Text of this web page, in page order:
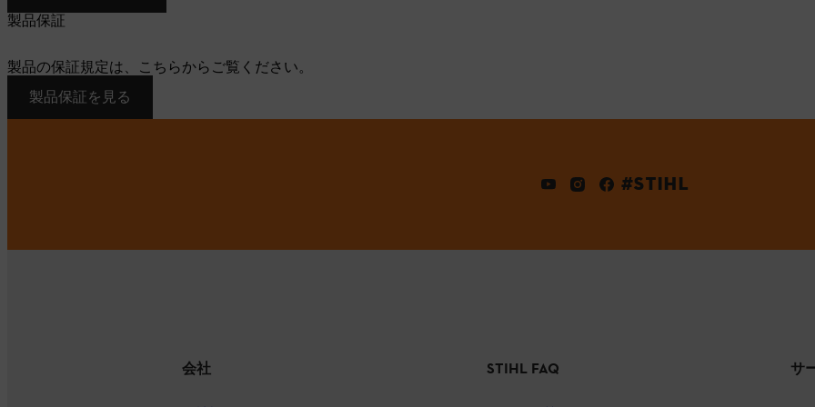
製品保証
製品の保証規定は、こちらからご覧ください。
製品保証を見る
#STIHL
会社 STIHL FAQ サ